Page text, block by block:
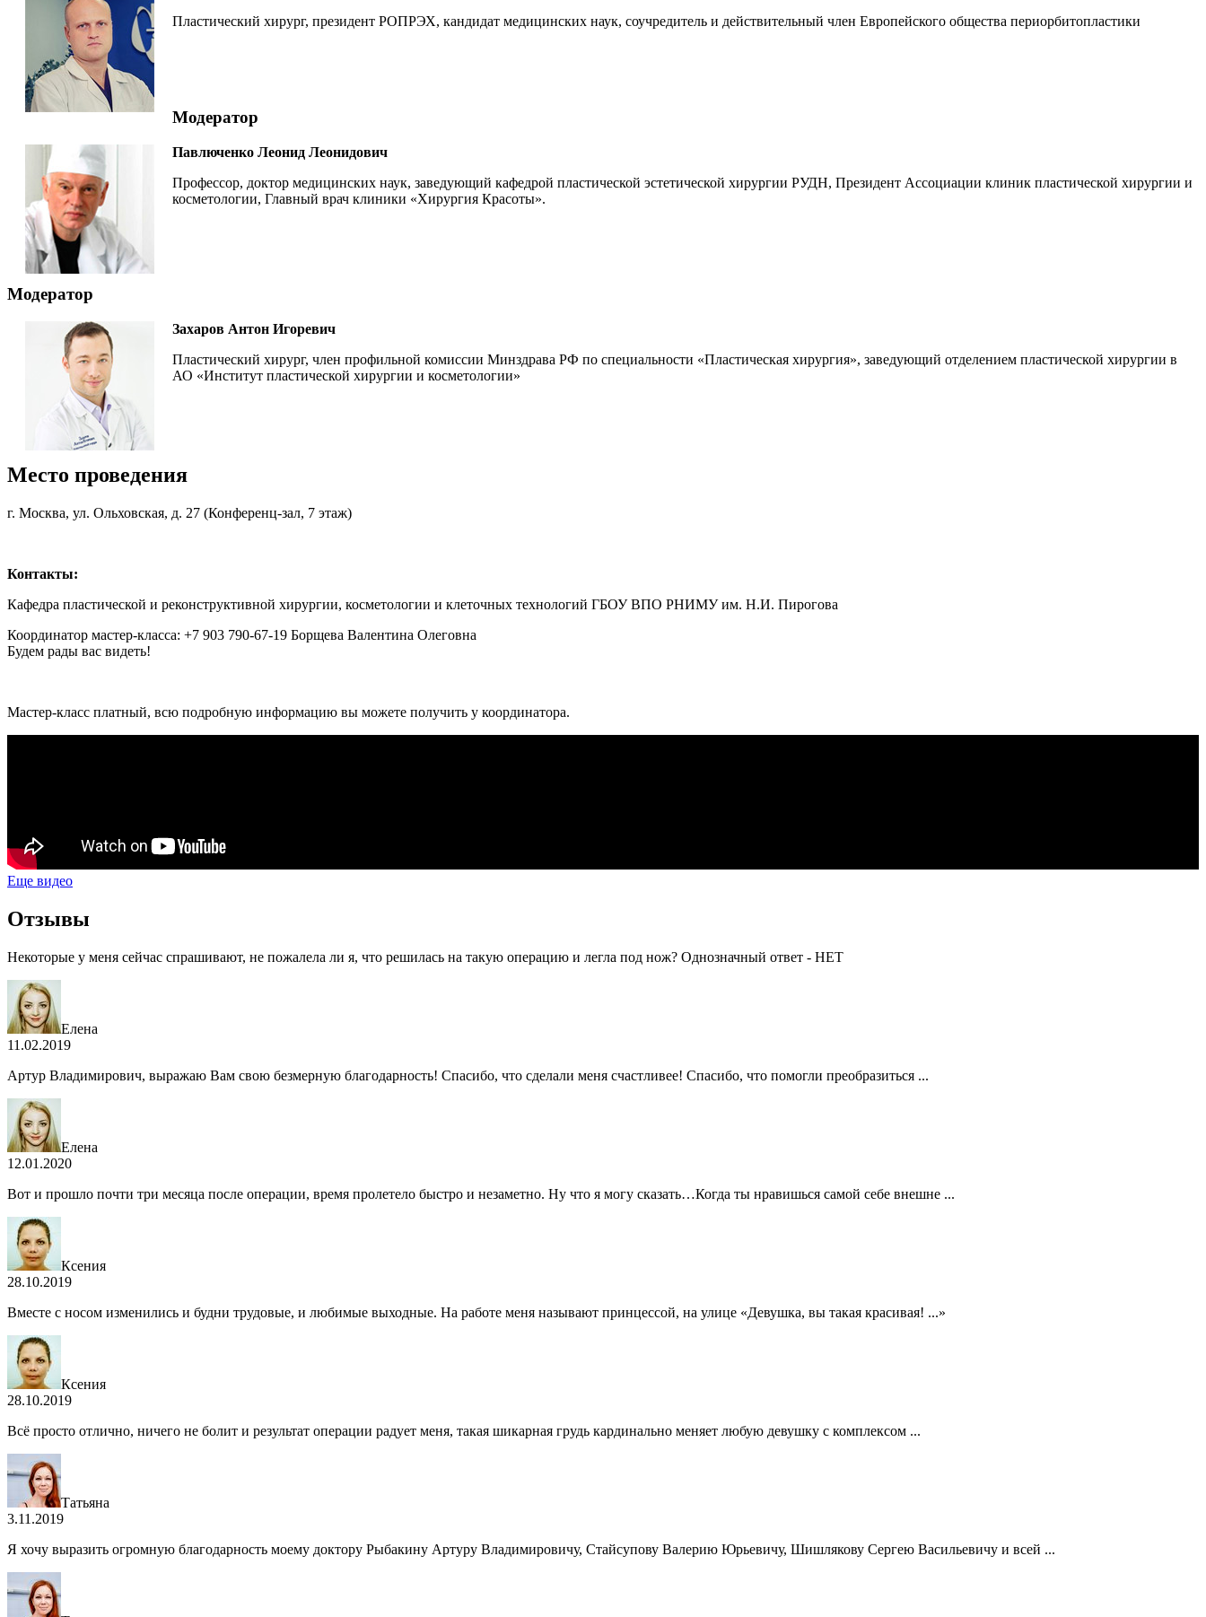
Пластический хирург, президент РОПРЭХ, кандидат медицинских наук, соучредитель и действительный член Европейского общества периорбитопластики
Модератор
Павлюченко Леонид Леонидович
Профессор, доктор медицинских наук, заведующий кафедрой пластической эстетической хирургии РУДН, Президент Ассоциации клиник пластической хирургии и
косметологии, Главный врач клиники «Хирургия Красоты».
Модератор
Захаров Антон Игоревич
Пластический хирург, член профильной комиссии Минздрава РФ по специальности «Пластическая хирургия», заведующий отделением пластической хирургии в
АО «Институт пластической хирургии и косметологии»
Место проведения
г. Москва, ул. Ольховская, д. 27 (Конференц-зал, 7 этаж)
Контакты:
Кафедра пластической и реконструктивной хирургии, косметологии и клеточных технологий ГБОУ ВПО РНИМУ им. Н.И. Пирогова
Координатор мастер-класса: +7 903 790-67-19 Борщева Валентина Олеговна
Будем рады вас видеть!
Мастер-класс платный, всю подробную информацию вы можете получить у координатора.
Еще видео
Отзывы
Некоторые у меня сейчас спрашивают, не пожалела ли я, что решилась на такую операцию и легла под нож? Однозначный ответ - НЕТ
Елена
11.02.2019
Артур Владимирович, выражаю Вам свою безмерную благодарность! Спасибо, что сделали меня счастливее! Спасибо, что помогли преобразиться ...
Елена
12.01.2020
Вот и прошло почти три месяца после операции, время пролетело быстро и незаметно. Ну что я могу сказать…Когда ты нравишься самой себе внешне ...
Ксения
28.10.2019
Вместе с носом изменились и будни трудовые, и любимые выходные. На работе меня называют принцессой, на улице «Девушка, вы такая красивая! ...»
Ксения
28.10.2019
Всё просто отлично, ничего не болит и результат операции радует меня, такая шикарная грудь кардинально меняет любую девушку с комплексом ...
Татьяна
3.11.2019
Я хочу выразить огромную благодарность моему доктору Рыбакину Артуру Владимировичу, Стайсупову Валерию Юрьевичу, Шишлякову Сергею Васильевичу и всей ...